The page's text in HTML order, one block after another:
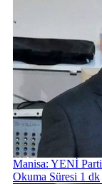
Manisa: YENİ
Okuma Süresi 1 dk